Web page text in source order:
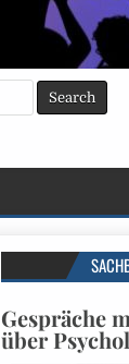
Gespräche
über